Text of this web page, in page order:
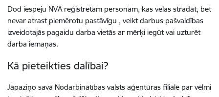
Dod iespēju NVA reģistrētām personām, kas vēlas strādāt, bet
nevar atrast piemērotu pastāvīgu , veikt darbus pašvaldības
izveidotajās pagaidu darba vietās ar mērķi iegūt vai uzturēt
darba iemaņas.
Kā pieteikties dalībai?
Jāpaziņo savā Nodarbinātības valsts aģentūras filiālē par vēlmi